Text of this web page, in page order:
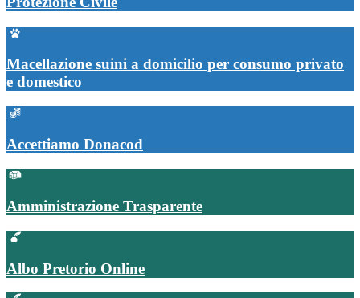
Macellazione suini a domicilio per consumo privato
e domestico
Accettiamo Donacod
Amministrazione Trasparente
Albo Pretorio Online